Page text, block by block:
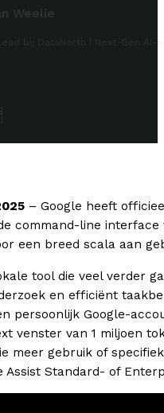
Weelie
bij DataNorth | Next-Gen
– Google heeft
command-line
een breed scala aan
tool die veel
en efficiënt
persoonlijk Google-
venster van 1 miljoen
meer gebruik of
Assist Standard- of